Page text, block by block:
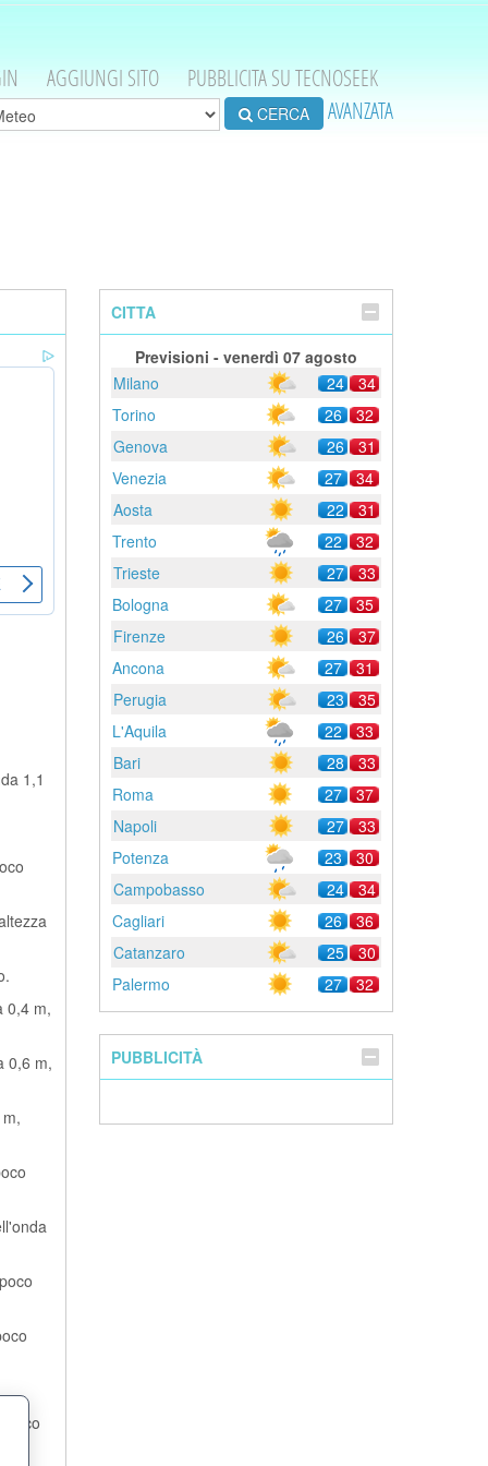
AGGIUNGI SITO PUBBLICITA SU TECNOSEEK
CERCA AVANZATA
1,1
0,4 m,
0,6 m,
poco
CITTA
Previsioni - venerdì 07 agosto
Milano
24
34
Torino
26
32
Genova
26
31
Venezia
27
34
Aosta
22
31
Trento
22
32
Trieste
27
33
Bologna
27
35
Firenze
26
37
Ancona
27
31
Perugia
23
35
L'Aquila
22
33
Bari
28
33
Roma
27
37
Napoli
27
33
Potenza
23
30
Campobasso
24
34
Cagliari
26
36
Catanzaro
25
30
Palermo
27 32
PUBBLICITÀ